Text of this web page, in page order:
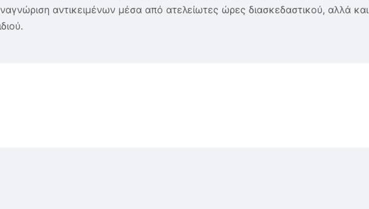
αντικειμένων μέσα από ατελείωτες ώρες διασκεδαστικού, αλλά και